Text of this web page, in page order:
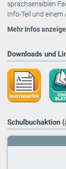
sprachsensiblen
Info-Teil und einem
Mehr Infos
Downloads und
Schulbuchaktion